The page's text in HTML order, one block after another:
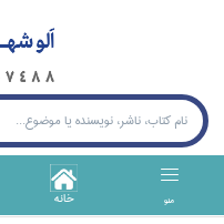
منو خانه